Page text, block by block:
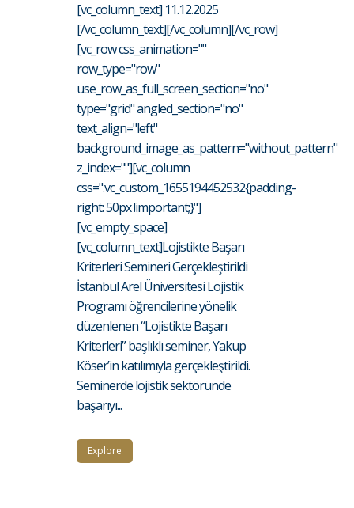
[vc_column_text] 11.12.2025
[/vc_column_text][/vc_column][/vc_row]
[vc_row css_animation=""
row_type="row"
use_row_as_full_screen_section="no"
type="grid" angled_section="no"
text_align="left"
background_image_as_pattern="without_pattern"
z_index=""][vc_column
css=".vc_custom_1655194452532{padding-
right: 50px !important;}"]
[vc_empty_space]
[vc_column_text]Lojistikte Başarı
Kriterleri Semineri Gerçekleştirildi
İstanbul Arel Üniversitesi Lojistik
Programı öğrencilerine yönelik
düzenlenen “Lojistikte Başarı
Kriterleri” başlıklı seminer, Yakup
Köser’in katılımıyla gerçekleştirildi.
Seminerde lojistik sektöründe
başarıyı...
Explore